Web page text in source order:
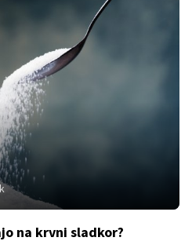
na krvni sladkor?